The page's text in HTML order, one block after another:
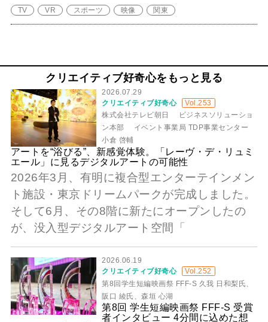
TV VR スポーツ 映像 関東
クリエイティブ好奇心をもっと見る
2026.07.29
クリエイティブ好奇心
Vol.253
株式会社テレビ朝日 ビジネスソリューショ
ン本部 イベント事業局 TDP事業センター
小倉 啓輔
アートを“浴びる”、新感覚体験。「レーヴ・デ・リュミ
エール」に見るデジタルアートの可能性
2026年3月、有明に複合型エンターテインメン
ト施設・東京ドリームパークが完成しました。
そして6月、その8階に新たにオープンしたの
が、没入型デジタルアート空間「
2026.06.19
クリエイティブ好奇心
Vol.252
第8回学生短編映画祭 FFF-S 久我 日和梨氏、
阪口 綾氏、森垣 心湖
第8回 学生短編映画祭 FFF-S 受賞
者インタビュー 4分間に込めた想